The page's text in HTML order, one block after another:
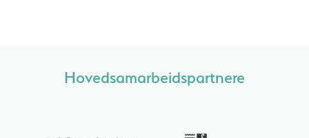
Hovedsamarbeidspartnere